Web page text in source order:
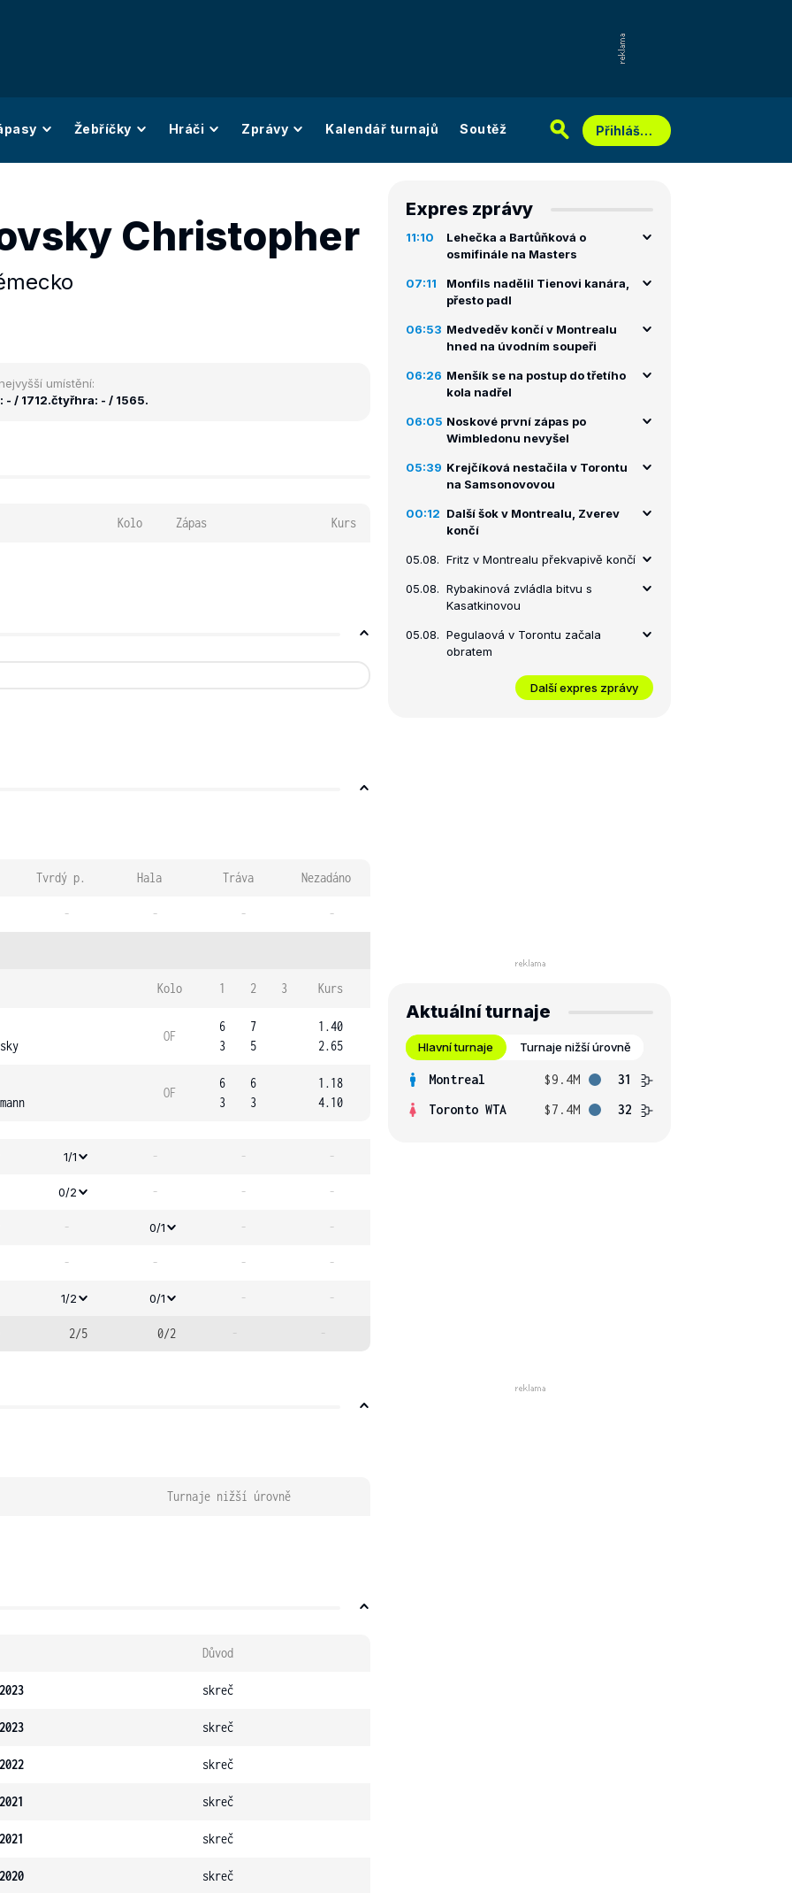
Žebříčky Hráči Zprávy Kalendář turnajů Soutěž Přihlášení
Christopher
umístění:
- / 1712.čtyřhra: - / 1565.
Kolo Zápas Kurs
Tvrdý p. Hala Tráva Nezadáno
- - - -
Kolo 1 2 3 Kurs
OF
6
3
7
5
1.40
2.65
OF
6
3
6
3
1.18
4.10
1/1 - - -
0/2 - - -
- 0/1 - -
- - - -
1/2 0/1 - -
2/5 0/2 - -
Turnaje nižší úrovně
Důvod
skreč
skreč
skreč
skreč
skreč
skreč
Expres zprávy
11:10
Lehečka a Bartůňková o
osmifinále na Masters
07:11
Monfils nadělil Tienovi kanára,
přesto padl
06:53 Medveděv končí v Montrealu
hned na úvodním soupeři
06:26 Menšík se na postup do třetího
kola nadřel
06:05 Noskové první zápas po
Wimbledonu nevyšel
05:39 Krejčíková nestačila v Torontu
na Samsonovovou
00:12 Další šok v Montrealu, Zverev
končí
05.08. Fritz v Montrealu překvapivě končí
05.08. Rybakinová zvládla bitvu s
Kasatkinovou
05.08. Pegulaová v Torontu začala
obratem
Další expres zprávy
Aktuální turnaje
Hlavní turnaje Turnaje nižší úrovně
Montreal $9.4M
31
Toronto WTA
$7.4M 32